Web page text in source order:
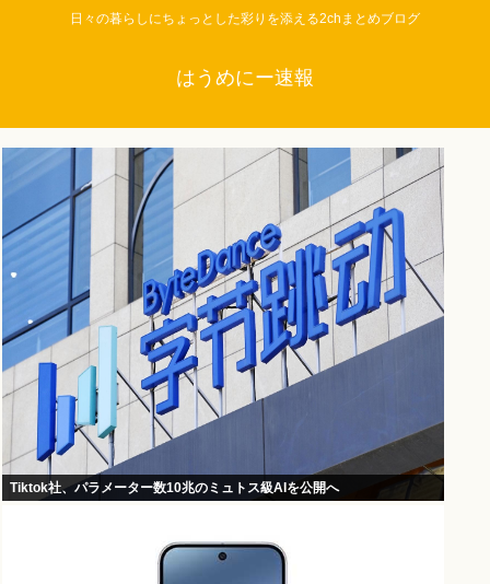
日々の暮らしにちょっとした彩りを添える2chまとめブログ
はうめにー速報
Tiktok社、パラメーター数10兆のミュトス級AIを公開へ